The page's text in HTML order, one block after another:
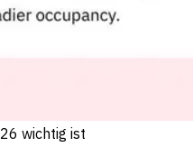
wichtig ist